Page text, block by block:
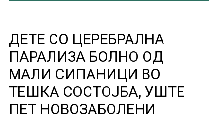
ДЕТЕ СО ЦЕРЕБРАЛНА
ПАРАЛИЗА БОЛНО ОД
МАЛИ СИПАНИЦИ ВО
ТЕШКА СОСТОЈБА, УШТЕ
ПЕТ НОВОЗАБОЛЕНИ